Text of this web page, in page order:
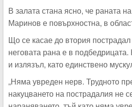
В залата стана ясно, че раната
Маринов е повърхностна, в
Що се касае до втория
неговата рана е в
и излязъл, като единствено
„Няма увреден нерв. Трудното
накуцването на пострадалия не